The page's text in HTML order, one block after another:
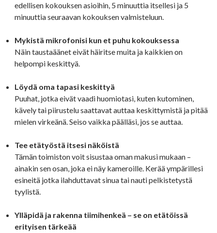
edellisen kokouksen asioihin, 5 minuuttia itsellesi ja 5
minuuttia seuraavan kokouksen valmisteluun.
Mykistä mikrofonisi kun et puhu kokouksessa
Näin taustaäänet eivät häiritse muita ja kaikkien on
helpompi keskittyä.
Löydä oma tapasi keskittyä
Puuhat, jotka eivät vaadi huomiotasi, kuten kutominen,
kävely tai piirustelu saattavat auttaa keskittymistä ja pitää
mielen virkeänä. Seiso vaikka päälläsi, jos se auttaa.
Tee etätyöstä itsesi näköistä
Tämän toimiston voit sisustaa oman makusi mukaan –
ainakin sen osan, joka ei näy kameroille. Kerää ympärillesi
esineitä jotka ilahduttavat sinua tai nauti pelkistetystä
tyylistä.
Ylläpidä ja rakenna tiimihenkeä – se on etätöissä
erityisen tärkeää